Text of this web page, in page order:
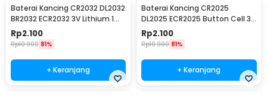
Baterai Kancing CR2032 DL2032
BR2032 ECR2032 3V Lithium 1
PCS
Rp2.100
Rp10.900 81%
+ Keranjang
Baterai Kancing CR2025
DL2025 ECR2025 Button Cell 3V
Lithium 1 PCS
Rp2.100
Rp10.900 81%
+ Keranjang